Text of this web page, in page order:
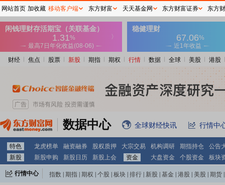
财经 焦点 股票 新股 期指 期权 行情 数据 全球 美股 港股
数据中心 全球财经快讯 行情中
特色 龙虎榜单 融资融券 股权质押 大宗交易 机构调研 期指持仓
公告
新股
新股申购 新股日历 新股上会 资金 大盘资金 个股资金 板块
行情中心 指数 期指 期权 个股 板块 排行 新股 基金 港股 美股 期货
网站首页 加收藏 移动客户端 东方财富 天天基金网 东方财富证券 东方